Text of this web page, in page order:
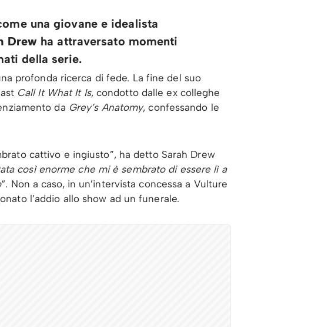
una giovane e idealista
Drew ha attraversato momenti
della serie.
profonda ricerca di fede. La fine del suo
Call It What It Is, condotto dalle ex colleghe
da Grey’s Anatomy, confessando le
cattivo e ingiusto”, ha detto Sarah Drew
così enorme che mi è sembrato di essere lì a
“. Non a caso, in un’intervista concessa a Vulture
l’addio allo show ad un funerale.